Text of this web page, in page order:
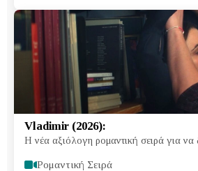
Vladimir (2026):
Η νέα αξιόλογη ρομαντική σειρά για να
Ρομαντική Σειρά